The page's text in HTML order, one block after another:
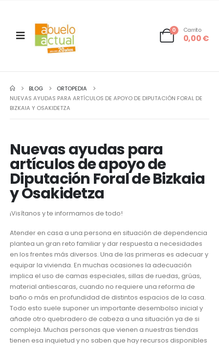
0 Carrito
0,00€
BLOG
ORTOPEDIA
NUEVAS AYUDAS PARA ARTÍCULOS DE APOYO DE DIPUTACIÓN FORAL DE
BIZKAIA Y OSAKIDETZA
Nuevas ayudas para
artículos de apoyo de
Diputación Foral de Bizkaia
y Osakidetza
¡Visítanos y te informamos de todo!
Atender en casa a una persona en situación de dependencia
plantea un gran reto familiar y dar respuesta a necesidades
en los frentes más diversos. Una de las primeras es adecuar y
equipar la vivienda. En muchas ocasiones la adecuación
implica el uso de camas especiales, sillas de ruedas, grúas,
material antiescaras, cuando no requiere una reforma de
baño o más en profundidad de distintos espacios de la casa.
Todo esto suele suponer un importante desembolso inicial y
añade otro quebradero de cabeza a una situación ya de si
compleja. Muchas personas que vienen a nuestras tiendas
tienen esa inquietud y no saben que hay recursos disponibles